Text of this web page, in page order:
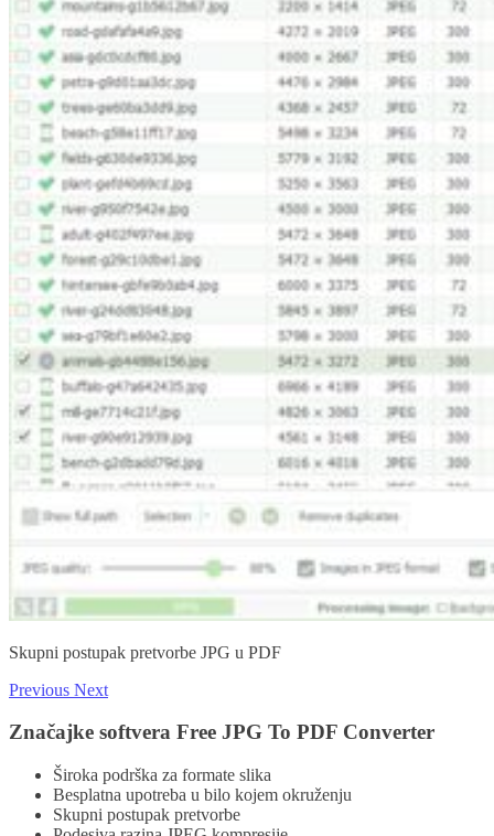
Skupni postupak pretvorbe JPG u PDF
Previous Next
Značajke softvera Free JPG To PDF Converter
Široka podrška za formate slika
Besplatna upotreba u bilo kojem okruženju
Skupni postupak pretvorbe